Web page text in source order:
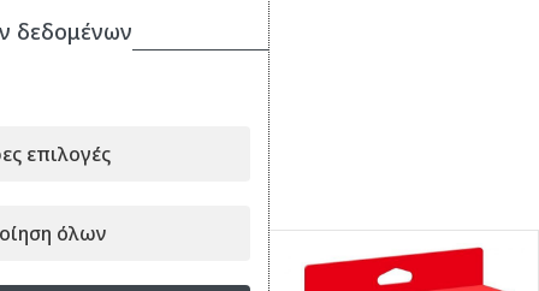
Edition: Standard
δεδομένων
επιλογές
όλων